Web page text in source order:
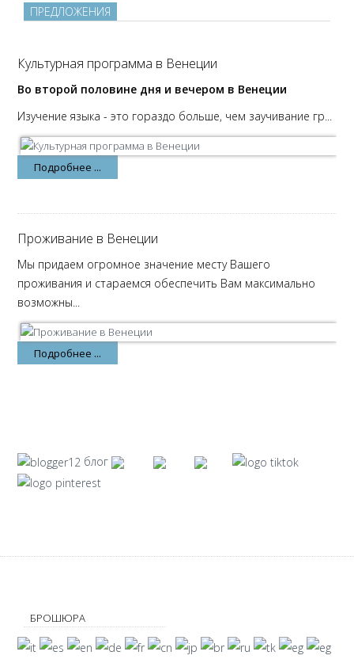
ПРЕДЛОЖЕНИЯ
Культурная программа в Венеции
Во второй половине дня и вечером в Венеции
Изучение языка - это гораздо больше, чем заучивание гр...
Подробнее ...
Проживание в Венеции
Мы придаем огромное значение месту Вашего
проживания и стараемся обеспечить Вам максимально
возможны...
Подробнее ...
блог
БРОШЮРА